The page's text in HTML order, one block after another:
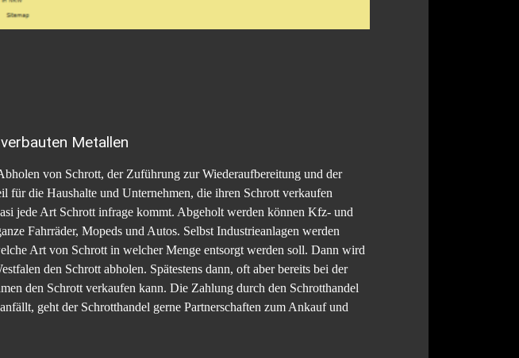
Metallen
von Schrott, der Zuführung zur Wiederaufbereitung und der
die Haushalte und Unternehmen, die ihren Schrott verkaufen
jede Art Schrott infrage kommt. Abgeholt werden können Kfz- und
Fahrräder, Mopeds und Autos. Selbst Industrieanlagen werden
Art von Schrott in welcher Menge entsorgt werden soll. Dann wird
den Schrott abholen. Spätestens dann, oft aber bereits bei der
den Schrott verkaufen kann. Die Zahlung durch den Schrotthandel
geht der Schrotthandel gerne Partnerschaften zum Ankauf und